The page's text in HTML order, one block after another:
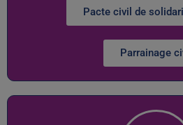
Pacte civil de
Parrainage